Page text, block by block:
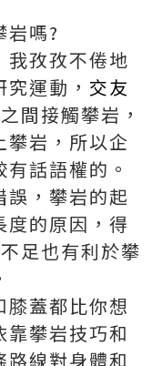
岩嗎?
我孜孜不倦地
運動， 交友
間接觸攀岩，
攀岩，所以企
話語權的。
誤，攀岩的起
度的原因，得
足也有利於攀
蓋都比你想
靠攀岩技巧和
線對身體和